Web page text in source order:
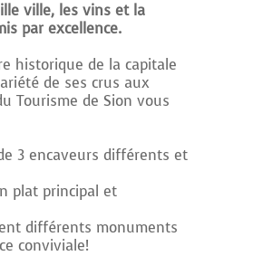
ville, les vins et la
par excellence.
historique de la capitale
de ses crus aux
Tourisme de Sion vous
3 encaveurs différents et
plat principal et
différents monuments
conviviale!